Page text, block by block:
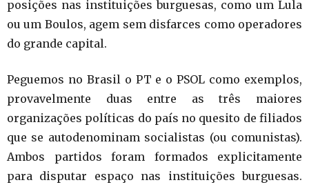
posições nas instituições burguesas, como um Lula
ou um Boulos, agem sem disfarces como operadores
do grande capital.
Peguemos no Brasil o PT e o PSOL como exemplos,
provavelmente duas entre as três maiores
organizações políticas do país no quesito de filiados
que se autodenominam socialistas (ou comunistas).
Ambos partidos foram formados explicitamente
para disputar espaço nas instituições burguesas.